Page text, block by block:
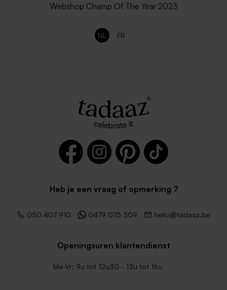
Webshop Champ Of The Year 2023
NL FR
Heb je een vraag of opmerking ?
050 407 910 0479 075 309 hello@tadaaz.be
Openingsuren klantendienst
Ma-Vr: 9u tot 12u30 - 13u tot 16u